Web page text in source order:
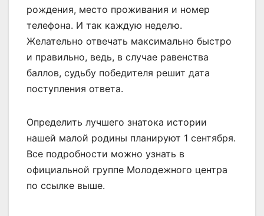
рождения, место проживания и номер
телефона. И так каждую неделю.
Желательно отвечать максимально быстро
и правильно, ведь, в случае равенства
баллов, судьбу победителя решит дата
поступления ответа.
Определить лучшего знатока истории
нашей малой родины планируют 1 сентября.
Все подробности можно узнать в
официальной группе Молодежного центра
по ссылке выше.